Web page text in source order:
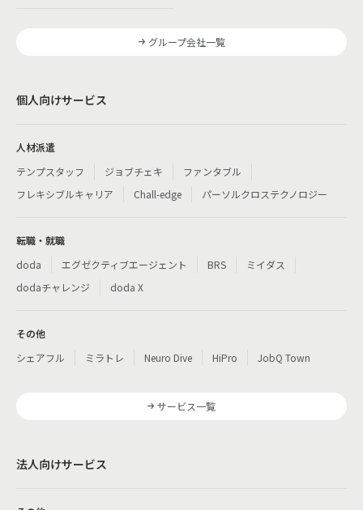
グループ会社一覧
個人向けサービス
人材派遣
テンプスタッフ
ジョブチェキ
ファンタブル
フレキシブルキャリア
Chall-edge パーソルクロステクノロジー
転職・就職
doda
エグゼクティブエージェント BRS
ミイダス
dodaチャレンジ
doda X
その他
シェアフル
ミラトレ Neuro Dive HiPro JobQ Town
サービス一覧
法人向けサービス